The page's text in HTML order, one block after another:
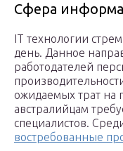
Сфера
IT технологии
день. Данное
работодателей
ожидаемых трат на
австралийцам
специалистов.
востребованные